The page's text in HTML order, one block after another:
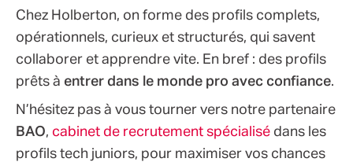
Chez Holberton, on forme des proﬁls complets,
opérationnels, curieux et structurés, qui savent
collaborer et apprendre vite. En bref : des proﬁls
prêts à entrer dans le monde pro avec conﬁance.
N’hésitez pas à vous tourner vers notre partenaire
BAO, cabinet de recrutement spécialisé dans les
proﬁls tech juniors, pour maximiser vos chances